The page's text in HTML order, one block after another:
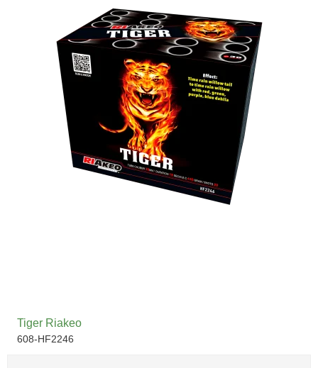
Tiger Riakeo
608-HF2246